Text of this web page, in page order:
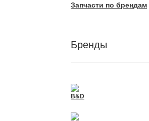
Запчасти по брендам
Бренды
B&D